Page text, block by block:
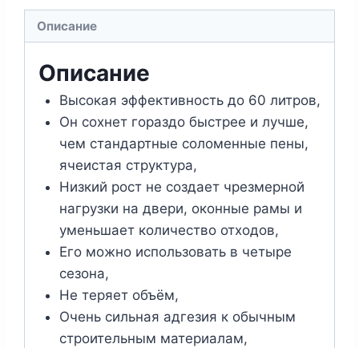
Описание
Описание
Высокая эффективность до 60 литров,
Он сохнет гораздо быстрее и лучше,
чем стандартные соломенные пены,
ячеистая структура,
Низкий рост не создает чрезмерной
нагрузки на двери, оконные рамы и
уменьшает количество отходов,
Его можно использовать в четыре
сезона,
Не теряет объём,
Очень сильная адгезия к обычным
строительным материалам,